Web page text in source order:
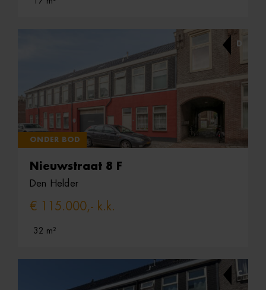
D
ONDER BOD
Nieuwstraat 8 F
Den Helder
€ 115.000,- k.k.
32 m²
C